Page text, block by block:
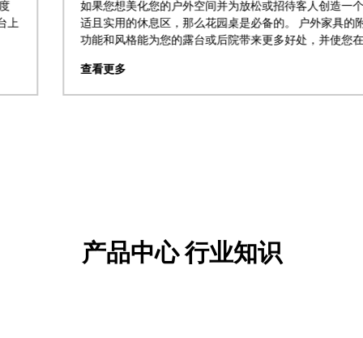
如果您想美化您的户外空间并为放松或招待客人创造一个舒
适且实用的休息区，那么花园桌是必备的。 户外家具的附加
功能和风格能为您的露台或后院带来更多好处，并使您在户...
产品中心 行业知识